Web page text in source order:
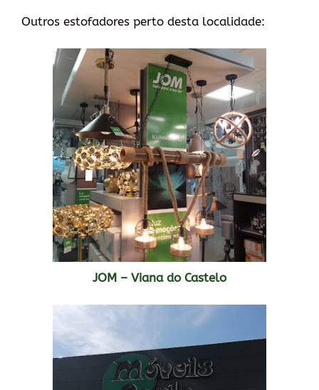
Outros estofadores perto desta localidade:
JOM – Viana do Castelo